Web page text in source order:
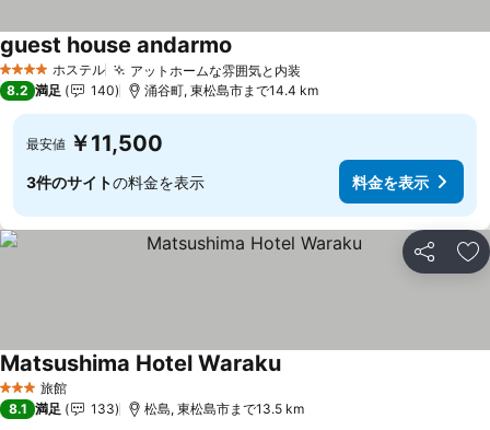
4 ホテルのランク
ホステル アットホームな雰囲気と内装
guest house andarmo
8.2 満足 140 涌谷町, 東松島市まで14.4 km
最安値 ￥11,500
3件のサイトの料金を表示 料金を表示
シェア お
3 ホテルのランク
旅館
Matsushima Hotel Waraku
8.1 満足 133 松島, 東松島市まで13.5 km